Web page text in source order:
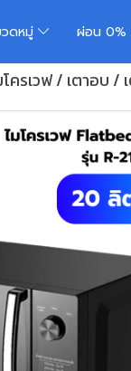
ดหมู่ ผ่อน 0%
โครเวฟ / เตาอบ /